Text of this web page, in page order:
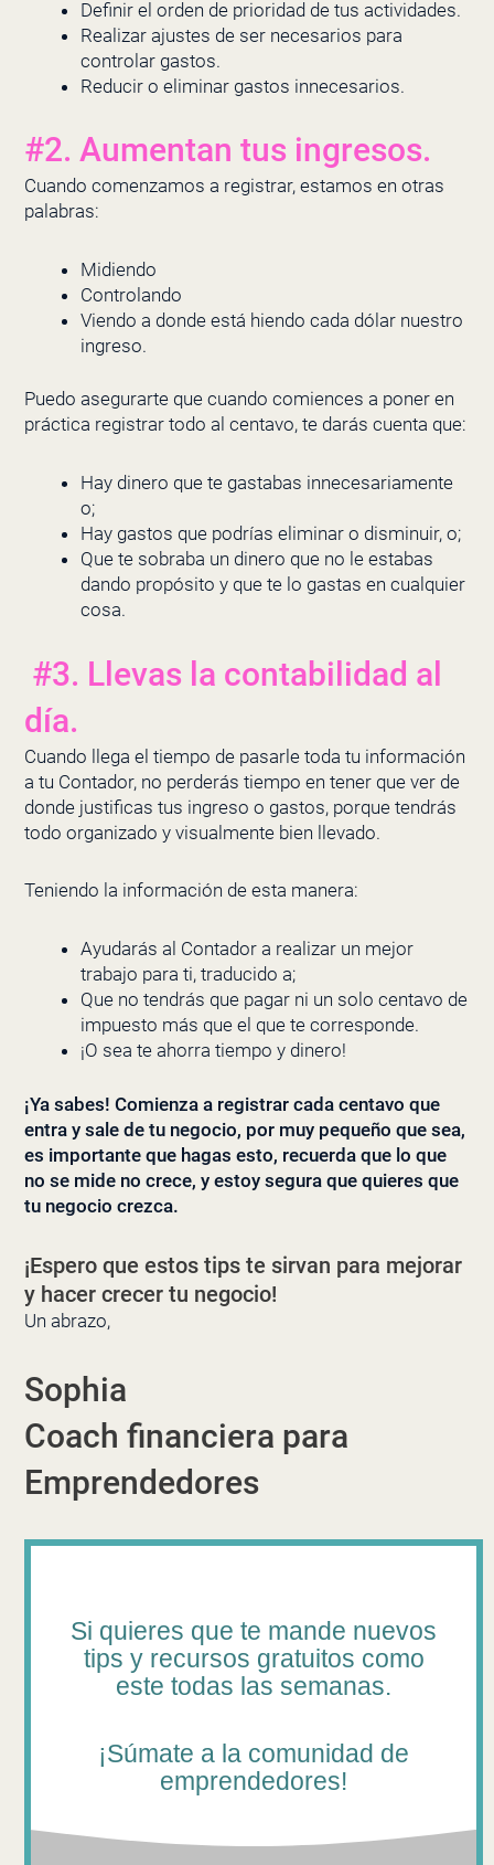
Definir el orden de prioridad de tus actividades.
Realizar ajustes de ser necesarios para
controlar gastos.
Reducir o eliminar gastos innecesarios.
#2. Aumentan tus ingresos.
Cuando comenzamos a registrar, estamos en otras
palabras:
Midiendo
Controlando
Viendo a donde está hiendo cada dólar nuestro
ingreso.
Puedo asegurarte que cuando comiences a poner en
práctica registrar todo al centavo, te darás cuenta que:
Hay dinero que te gastabas innecesariamente
o;
Hay gastos que podrías eliminar o disminuir, o;
Que te sobraba un dinero que no le estabas
dando propósito y que te lo gastas en cualquier
cosa.
#3. Llevas la contabilidad al
día.
Cuando llega el tiempo de pasarle toda tu información
a tu Contador, no perderás tiempo en tener que ver de
donde justificas tus ingreso o gastos, porque tendrás
todo organizado y visualmente bien llevado.
Teniendo la información de esta manera:
Ayudarás al Contador a realizar un mejor
trabajo para ti, traducido a;
Que no tendrás que pagar ni un solo centavo de
impuesto más que el que te corresponde.
¡O sea te ahorra tiempo y dinero!
¡Ya sabes! Comienza a registrar cada centavo que
entra y sale de tu negocio, por muy pequeño que sea,
es importante que hagas esto, recuerda que lo que
no se mide no crece, y estoy segura que quieres que
tu negocio crezca.
¡Espero que estos tips te sirvan para mejorar
y hacer crecer tu negocio!
Un abrazo,
Sophia
Coach financiera para
Emprendedores
Si quieres que te mande nuevos
tips y recursos gratuitos como
este todas las semanas.
¡Súmate a la comunidad de
emprendedores!